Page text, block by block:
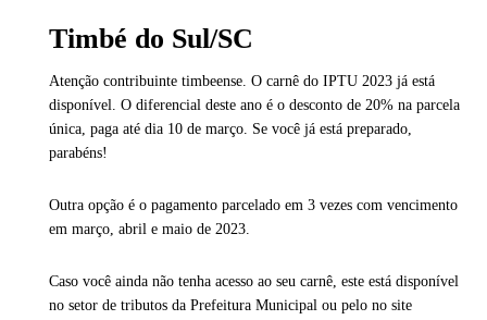
Timbé do Sul/SC
Atenção contribuinte timbeense. O carnê do IPTU 2023 já está
disponível. O diferencial deste ano é o desconto de 20% na parcela
única, paga até dia 10 de março. Se você já está preparado,
parabéns!
Outra opção é o pagamento parcelado em 3 vezes com vencimento
em março, abril e maio de 2023.
Caso você ainda não tenha acesso ao seu carnê, este está disponível
no setor de tributos da Prefeitura Municipal ou pelo no site